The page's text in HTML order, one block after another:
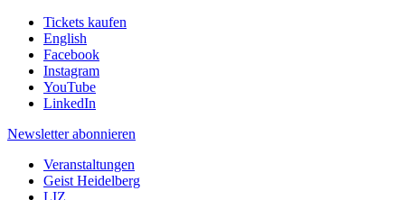
Tickets kaufen
English
Facebook
Instagram
YouTube
LinkedIn
Newsletter abonnieren
Veranstaltungen
Geist Heidelberg
LIZ